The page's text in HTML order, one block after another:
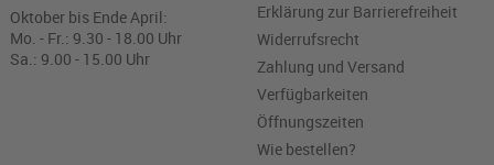
Oktober bis Ende April:
Mo. - Fr.: 9.30 - 18.00 Uhr
Sa.: 9.00 - 15.00 Uhr
Erklärung zur Barrierefreiheit
Widerrufsrecht
Zahlung und Versand
Verfügbarkeiten
Öffnungszeiten
Wie bestellen?